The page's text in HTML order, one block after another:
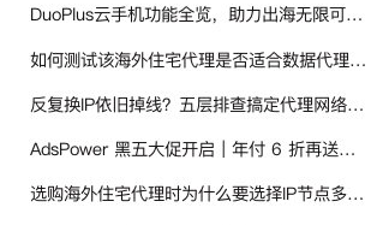
DuoPlus云手机功能全览，助力出海无限可能！
如何测试该海外住宅代理是否适合数据代理使用？
反复换IP依旧掉线？五层排查搞定代理网络异常
AdsPower 黑五大促开启｜年付 6 折再送半年＋豪礼抽奖
选购海外住宅代理时为什么要选择IP节点多的？有什么区别？